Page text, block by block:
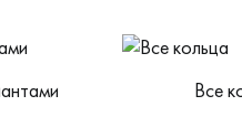
Все